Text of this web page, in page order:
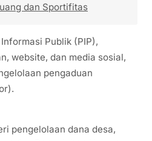
dan Sportifitas
Publik (PIP),
website, dan media sosial,
pengaduan
pengelolaan dana desa,